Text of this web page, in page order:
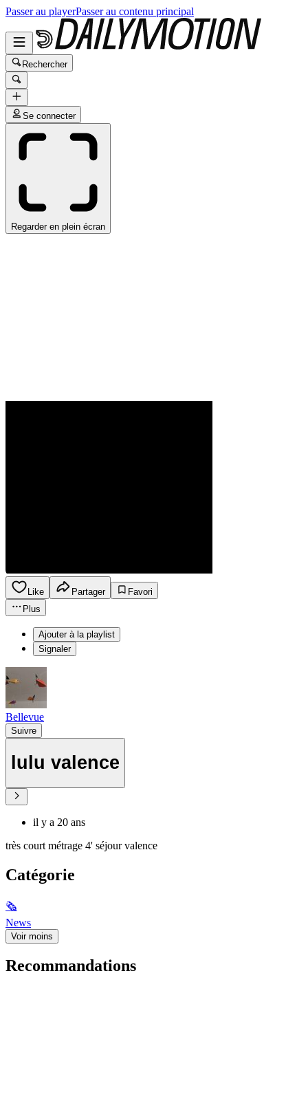
Passer au playerPasser au contenu principal
Rechercher
Se connecter
Regarder en plein écran
Like Partager
Favori
Plus
Ajouter à la playlist
Signaler
Bellevue
Suivre
lulu valence
il y a 20 ans
très court métrage 4' séjour valence
Catégorie
🗞
News
Voir moins
Recommandations